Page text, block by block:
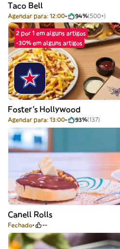
Taco Bell
Agendar para: 12:00 94%(500+)
2 por 1 em alguns artigos
-30% em alguns artigos
Foster's Hollywood
Agendar para: 13:00 93%(137)
Canell Rolls
Fechado --